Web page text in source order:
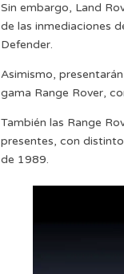
Sin embargo, Land
de las inmediaciones
Defender.
Asimismo,
gama Range Rover,
También las Range
presentes, con
de 1989.